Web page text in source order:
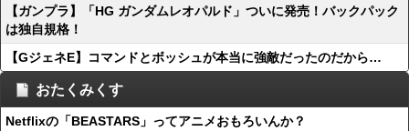
【ガンプラ】「HG ガンダムレオパルド」ついに発売！バックパック
は独自規格！
【GジェネE】コマンドとボッシュが本当に強敵だったのだから…
おたくみくす
Netflixの「BEASTARS」ってアニメおもろいんか？